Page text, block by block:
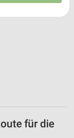
für die